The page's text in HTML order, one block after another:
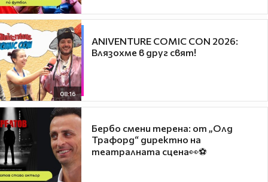
08:16
ANIVENTURE COMIC CON 2026:
Влязохме в друг свят!
Бербо смени терена: от „Олд
Трафорд“ директно на
театралната сцена👀⚽